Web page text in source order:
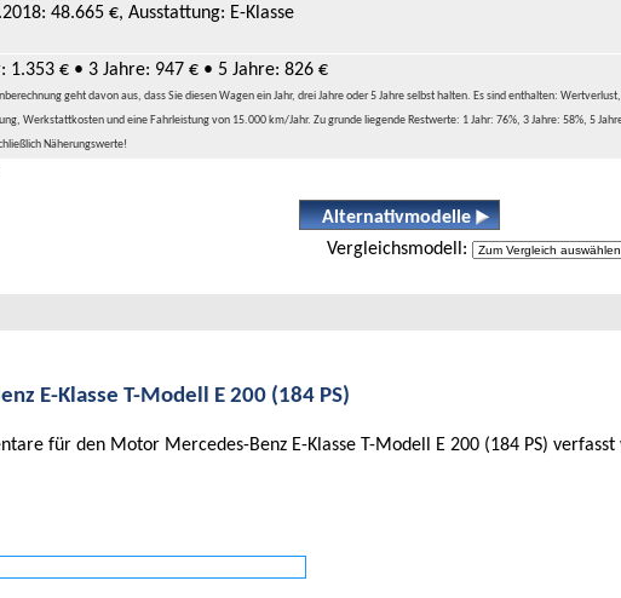
48.665 €, Ausstattung: E-Klasse
1.353 € • 3 Jahre: 947 € • 5 Jahre: 826 €
geht davon aus, dass Sie diesen Wagen ein Jahr, drei Jahre oder 5 Jahre selbst halten. Es sind enthalten:
Werkstattkosten und eine Fahrleistung von 15.000 km/Jahr. Zu grunde liegende Restwerte: 1 Jahr: 76%, 3 Jahre: 58%, 5
Näherungswerte!
Alternativmodelle
Vergleichsmodell:
E-Klasse T-Modell E 200 (184 PS)
für den Motor Mercedes-Benz E-Klasse T-Modell E 200 (184 PS) verfasst